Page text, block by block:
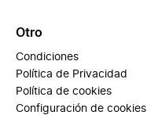
Otro
Condiciones
Política de Privacidad
Política de cookies
Configuración de cookies